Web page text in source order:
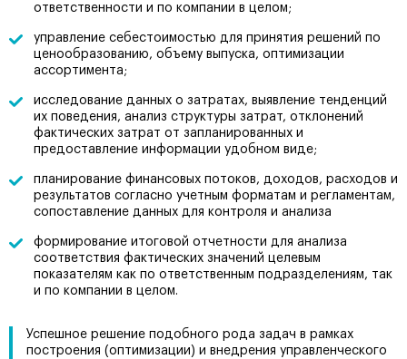
ответственности и по компании в целом;
управление себестоимостью для принятия решений по
ценообразованию, объему выпуска, оптимизации
ассортимента;
исследование данных о затратах, выявление тенденций
их поведения, анализ структуры затрат, отклонений
фактических затрат от запланированных и
предоставление информации удобном виде;
планирование финансовых потоков, доходов, расходов и
результатов согласно учетным форматам и регламентам,
сопоставление данных для контроля и анализа
формирование итоговой отчетности для анализа
соответствия фактических значений целевым
показателям как по ответственным подразделениям, так
и по компании в целом.
Успешное решение подобного рода задач в рамках
построения (оптимизации) и внедрения управленческого